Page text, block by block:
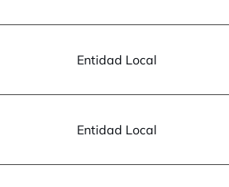
Entidad Local
Entidad Local